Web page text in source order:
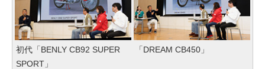
初代「BENLY CB92 SUPER
SPORT」
「DREAM CB450」